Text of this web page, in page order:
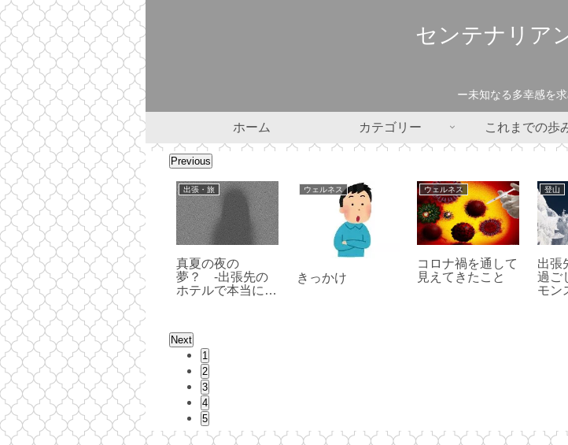
センテナリア
ー未知なる多幸感を
ホーム カテゴリー これまでの歩
Previous
本
出張・旅
Reminiscence
～北の大地で過ご
した日々～
自己紹介
センテナリアンっ
てナニ？
ワンコ
グフード
アウトドア
家から歩いていけ
る海辺のキャンプ
アウト
ゆる
地で
楽し
Next
1
2
3
4
5